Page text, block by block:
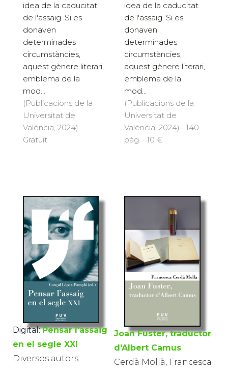
idea de la caducitat
de l'assaig. Si es
donaven
determinades
circumstàncies,
aquest gènere literari,
emblema de la
mod...
(Publicacions de la
Universitat de
València, 2024) ·
Gratuït
idea de la caducitat
de l'assaig. Si es
donaven
determinades
circumstàncies,
aquest gènere literari,
emblema de la
mod...
(Publicacions de la
Universitat de
València, 2024) · 140
pàg. · 10 €
Digital: Pensar l'assaig
en el segle XXI
Diversos autors
Joan Fuster, traductor
d'Albert Camus
Cerdà Mollà, Francesca